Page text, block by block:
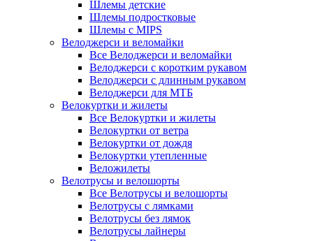
Шлемы детские
Шлемы подростковые
Шлемы с MIPS
Велоджерси и веломайки
Все Велоджерси и веломайки
Велоджерси с коротким рукавом
Велоджерси с длинным рукавом
Велоджерси для МТБ
Велокуртки и жилеты
Все Велокуртки и жилеты
Велокуртки от ветра
Велокуртки от дождя
Велокуртки утепленные
Веложилеты
Велотрусы и велошорты
Все Велотрусы и велошорты
Велотрусы с лямками
Велотрусы без лямок
Велотрусы лайнеры